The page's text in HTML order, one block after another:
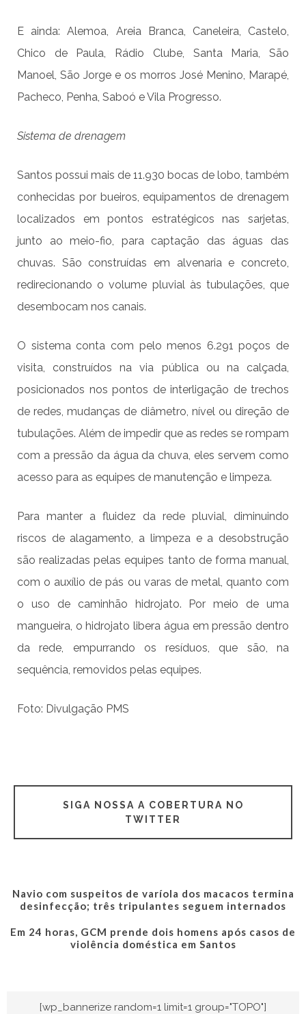
E ainda: Alemoa, Areia Branca, Caneleira, Castelo,
Chico de Paula, Rádio Clube, Santa Maria, São
Manoel, São Jorge e os morros José Menino, Marapé,
Pacheco, Penha, Saboó e Vila Progresso.
Sistema de drenagem
Santos possui mais de 11.930 bocas de lobo, também
conhecidas por bueiros, equipamentos de drenagem
localizados em pontos estratégicos nas sarjetas,
junto ao meio-fio, para captação das águas das
chuvas. São construídas em alvenaria e concreto,
redirecionando o volume pluvial às tubulações, que
desembocam nos canais.
O sistema conta com pelo menos 6.291 poços de
visita, construídos na via pública ou na calçada,
posicionados nos pontos de interligação de trechos
de redes, mudanças de diâmetro, nível ou direção de
tubulações. Além de impedir que as redes se rompam
com a pressão da água da chuva, eles servem como
acesso para as equipes de manutenção e limpeza.
Para manter a fluidez da rede pluvial, diminuindo
riscos de alagamento, a limpeza e a desobstrução
são realizadas pelas equipes tanto de forma manual,
com o auxílio de pás ou varas de metal, quanto com
o uso de caminhão hidrojato. Por meio de uma
mangueira, o hidrojato libera água em pressão dentro
da rede, empurrando os resíduos, que são, na
sequência, removidos pelas equipes.
Foto: Divulgação PMS
SIGA NOSSA A COBERTURA NO
TWITTER
Navio com suspeitos de varíola dos macacos termina
desinfecção; três tripulantes seguem internados
Em 24 horas, GCM prende dois homens após casos de
violência doméstica em Santos
[wp_bannerize random=1 limit=1 group="TOPO"]